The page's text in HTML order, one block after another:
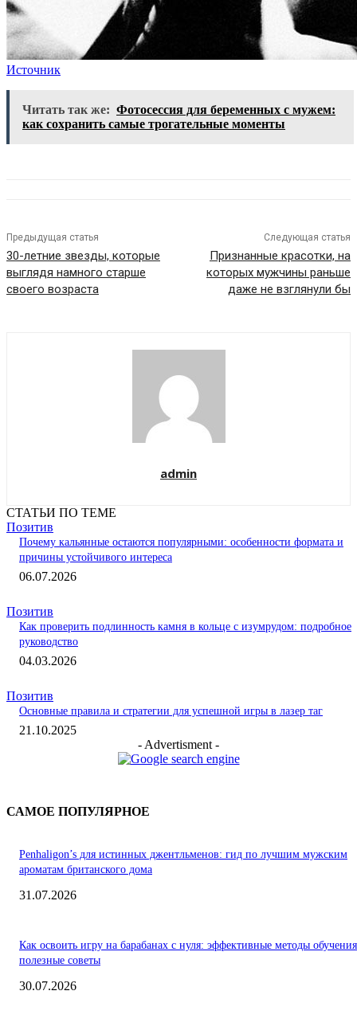
Источник
Читать так же: Фотосессия для беременных с мужем:
как сохранить самые трогательные моменты
Предыдущая статья
30-летние звезды, которые
выглядя намного старше
своего возраста
Следующая статья
Признанные красотки, на
которых мужчины раньше
даже не взглянули бы
admin
СТАТЬИ ПО ТЕМЕ
Позитив
Почему кальянные остаются популярными: особенности формата и
причины устойчивого интереса
06.07.2026
Позитив
Как проверить подлинность камня в кольце с изумрудом: подробное
руководство
04.03.2026
Позитив
Основные правила и стратегии для успешной игры в лазер таг
21.10.2025
- Advertisment -
САМОЕ ПОПУЛЯРНОЕ
Penhaligon’s для истинных джентльменов: гид по лучшим мужским
ароматам британского дома
31.07.2026
Как освоить игру на барабанах с нуля: эффективные методы
полезные советы
30.07.2026